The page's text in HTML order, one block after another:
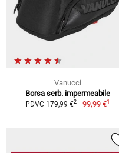
Vanucci
Borsa serb. impermeabile
PDVC 179,99 €2 99,99 €1